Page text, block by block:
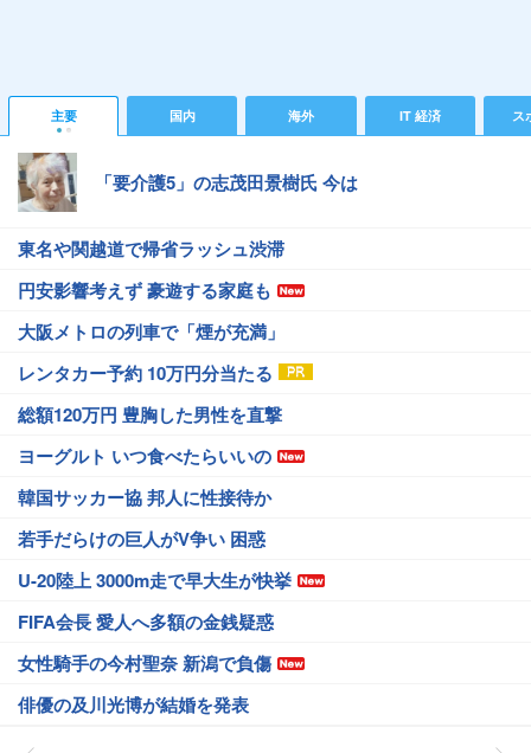
主要 国内 海外 IT 経済 ス
「要介護5」の志茂田景樹氏 今は
東名や関越道で帰省ラッシュ渋滞
円安影響考えず 豪遊する家庭も
大阪メトロの列車で「煙が充満」
レンタカー予約 10万円分当たる
総額120万円 豊胸した男性を直撃
ヨーグルト いつ食べたらいいの
韓国サッカー協 邦人に性接待か
若手だらけの巨人がV争い 困惑
U-20陸上 3000m走で早大生が快挙
FIFA会長 愛人へ多額の金銭疑惑
女性騎手の今村聖奈 新潟で負傷
俳優の及川光博が結婚を発表